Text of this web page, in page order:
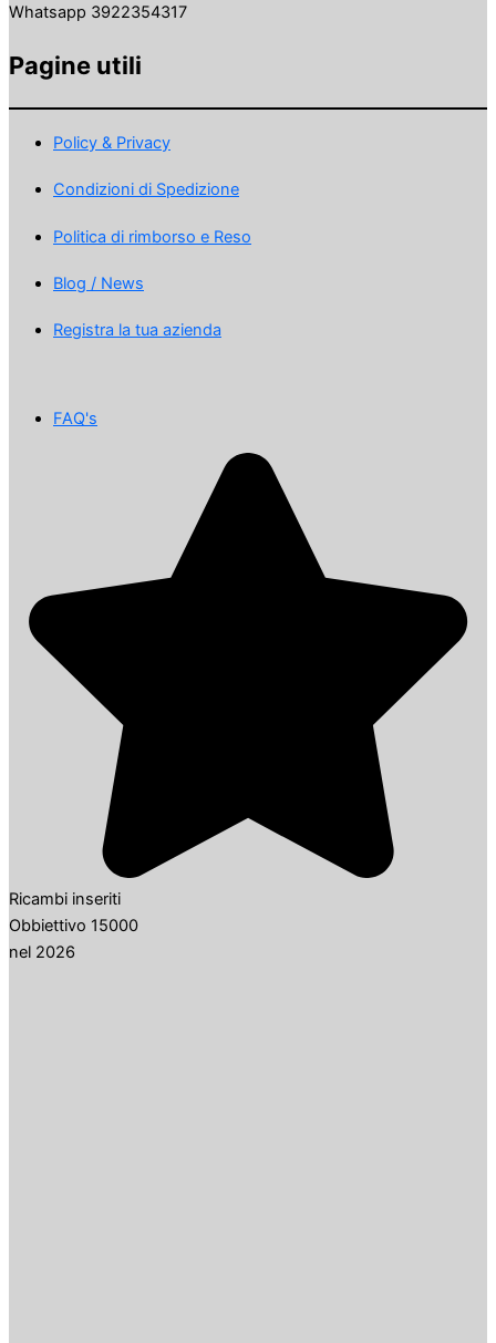
Whatsapp 3922354317
Pagine utili
Policy & Privacy
Condizioni di Spedizione
Politica di rimborso e Reso
Blog / News
Registra la tua azienda
FAQ's
Ricambi inseriti
Obbiettivo 15000
nel 2026